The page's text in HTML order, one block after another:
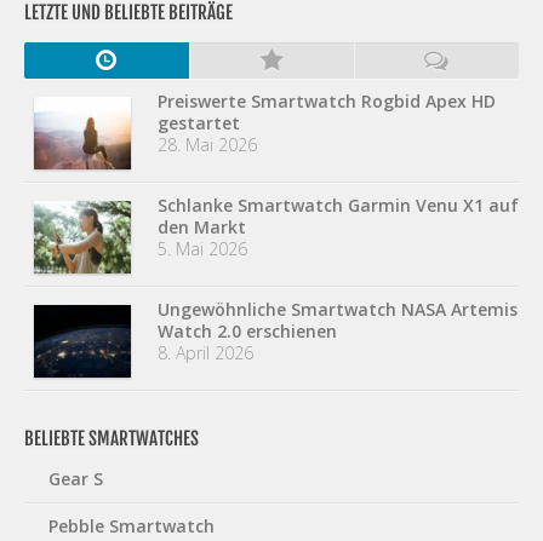
LETZTE UND BELIEBTE BEITRÄGE
Preiswerte Smartwatch Rogbid Apex HD
gestartet
28. Mai 2026
Schlanke Smartwatch Garmin Venu X1 auf
den Markt
5. Mai 2026
Ungewöhnliche Smartwatch NASA Artemis
Watch 2.0 erschienen
8. April 2026
BELIEBTE SMARTWATCHES
Gear S
Pebble Smartwatch